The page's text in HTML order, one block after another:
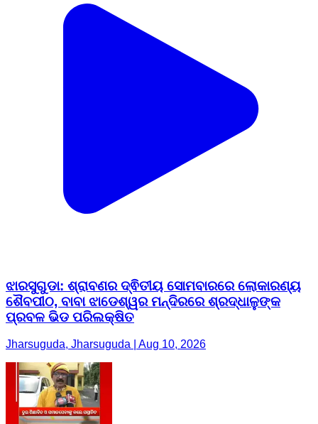
ଝାରସୁଗୁଡା: ଶ୍ରାବଣର ଦ୍ଵିତୀୟ ସୋମବାରରେ ଲୋକାରଣ୍ୟ
ଶୈବପୀଠ, ବାବା ଝାଡେଶ୍ୱର ମନ୍ଦିରରେ ଶ୍ରଦ୍ଧାଳୁଙ୍କ
ପ୍ରବଳ ଭିଡ ପରିଲକ୍ଷିତ
Jharsuguda, Jharsuguda | Aug 10, 2026